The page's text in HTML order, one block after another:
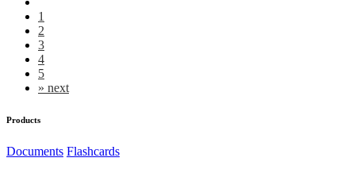
1
2
3
4
5
» next
Products
Documents Flashcards